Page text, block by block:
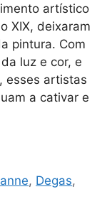
artístico
XIX, deixaram
pintura. Com
luz e cor, e
esses artistas
a cativar e
, Degas,